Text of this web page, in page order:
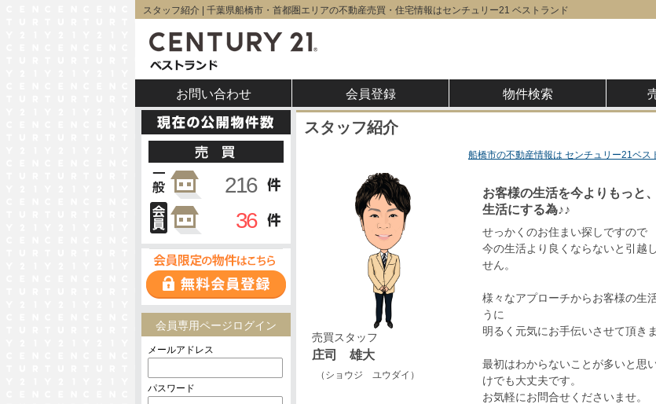
スタッフ紹介 | 千葉県船橋市・首都圏エリアの不動産売買・住宅情報はセンチュリー21 ベストランド
お問い合わせ 会員登録 物件検索
スタッフ紹介
船橋市の不動産情報は センチュリー21ベス
売買スタッフ
庄司 雄大
（ショウジ ユウダイ）
お客様の生活を今よりもっと
生活にする為♪♪
せっかくのお住まい探しですので
今の生活より良くならないと引越
せん。
様々なアプローチからお客様の生
うに
明るく元気にお手伝いさせて頂きま
最初はわからないことが多いと思
けでも大丈夫です。
お気軽にお問合せくださいませ。
会員専用ページログイン
メールアドレス
パスワード